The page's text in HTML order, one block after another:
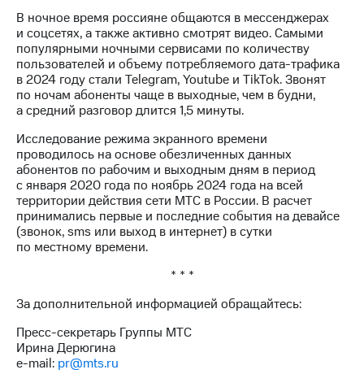
Дивиденды
Рынок
облигаций
Описание
Еврооблигации-2023
Уведомление
погашении
именных
облигаций
Другое
Регистратор
Реквизиты
Контакты
На главную
В ночное время россияне общаются в мессенджерах
и соцсетях, а также активно смотрят видео. Самыми
популярными ночными сервисами по количеству
пользователей и объему потребляемого дата-трафика
в 2024 году стали Telegram, Youtube и TikTok. Звонят
по ночам абоненты чаще в выходные, чем в будни,
а средний разговор длится 1,5 минуты.
Исследование режима экранного времени
проводилось на основе обезличенных данных
абонентов по рабочим и выходным дням в период
с января 2020 года по ноябрь 2024 года на всей
территории действия сети МТС в России. В расчет
принимались первые и последние события на девайсе
(звонок, sms или выход в интернет) в сутки
по местному времени.
* * *
За дополнительной информацией обращайтесь:
Пресс-секретарь Группы МТС
Ирина Дерюгина
e-mail: pr@mts.ru